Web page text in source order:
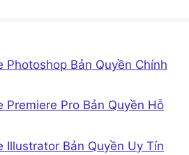
Photoshop Bản Quyền Chính
Premiere Pro Bản Quyền Hỗ
Illustrator Bản Quyền Uy Tín